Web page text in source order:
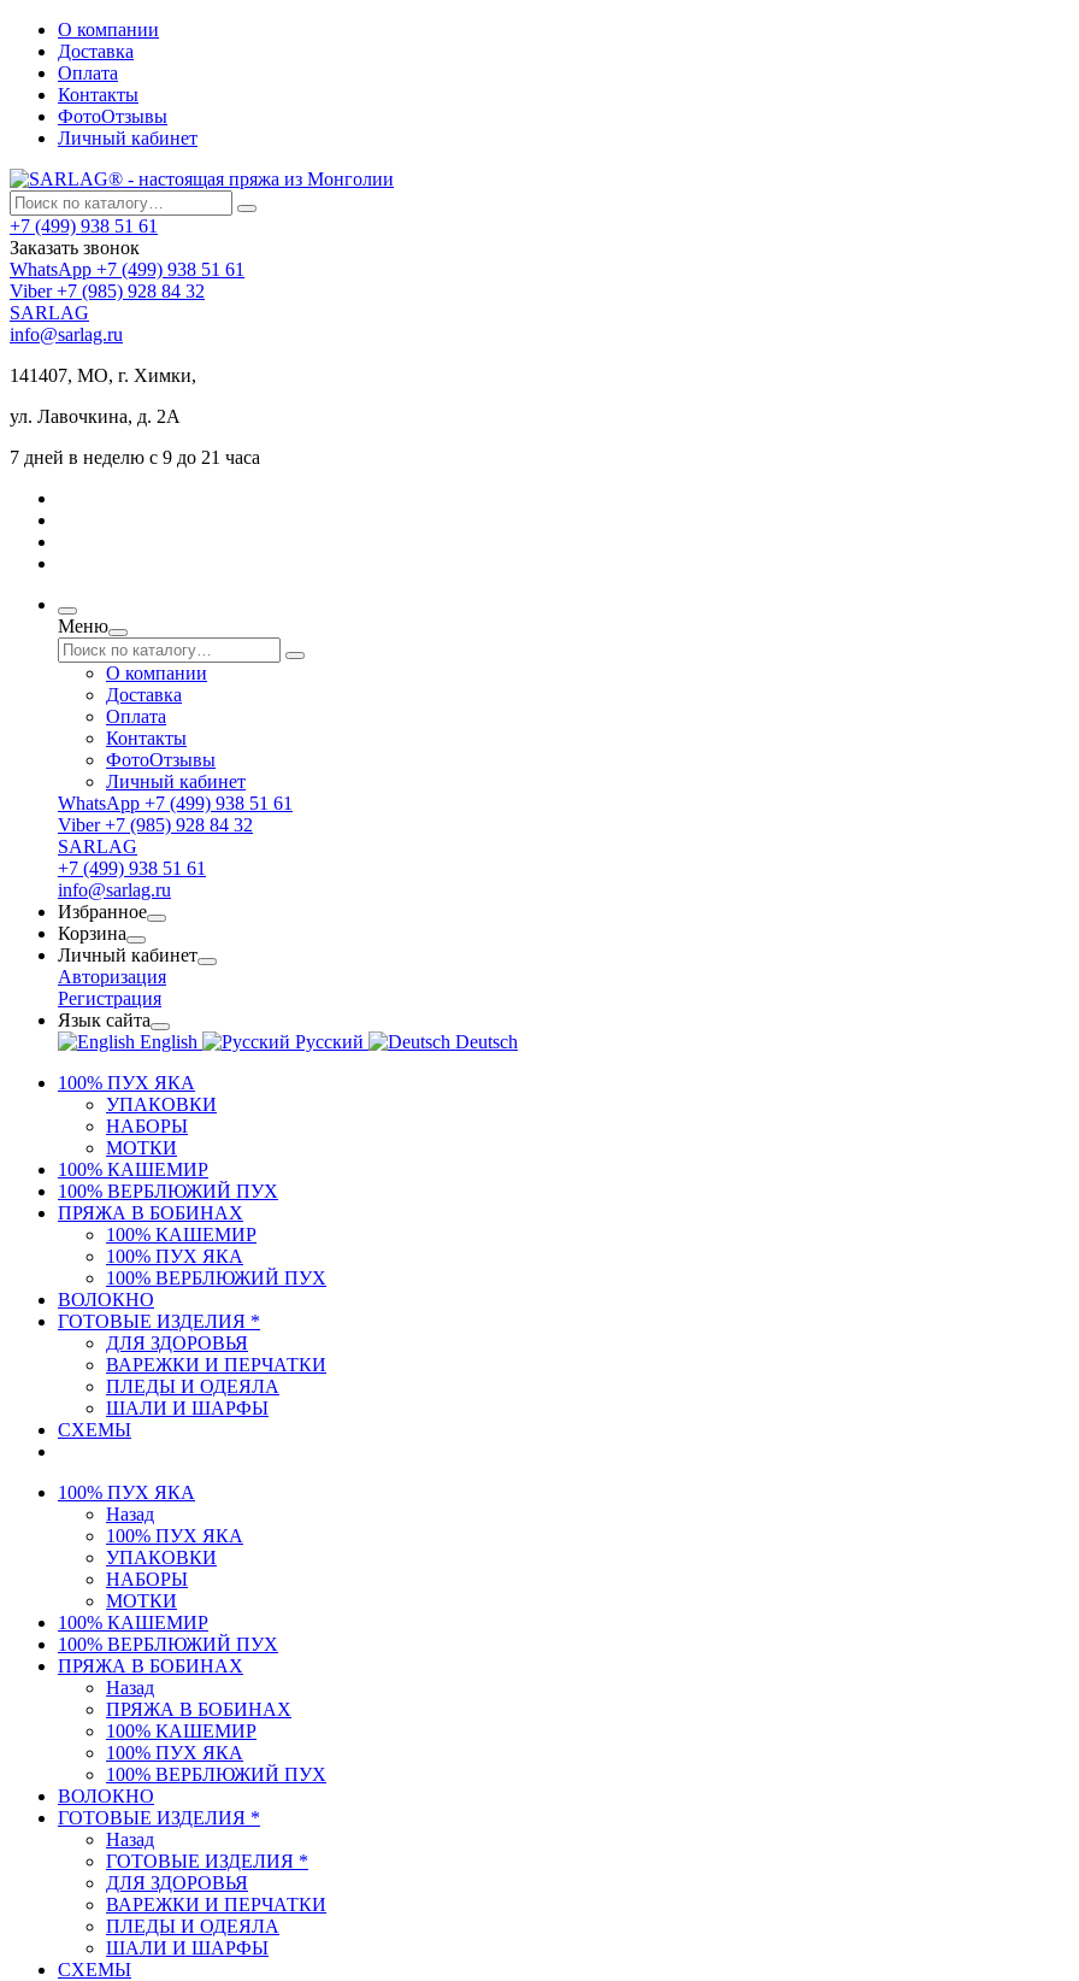
О компании
Доставка
Оплата
Контакты
ФотоОтзывы
Личный кабинет
+7 (499) 938 51 61
Заказать звонок
WhatsApp +7 (499) 938 51 61
Viber +7 (985) 928 84 32
SARLAG
info@sarlag.ru
141407, МО, г. Химки,
ул. Лавочкина, д. 2А
7 дней в неделю с 9 до 21 часа
Меню
О компании
Доставка
Оплата
Контакты
ФотоОтзывы
Личный кабинет
WhatsApp +7 (499) 938 51 61
Viber +7 (985) 928 84 32
SARLAG
+7 (499) 938 51 61
info@sarlag.ru
Избранное
Корзина
Личный кабинет
Авторизация
Регистрация
Язык сайта
English
Русский
Deutsch
100% ПУХ ЯКА
УПАКОВКИ
НАБОРЫ
МОТКИ
100% КАШЕМИР
100% ВЕРБЛЮЖИЙ ПУХ
ПРЯЖА В БОБИНАХ
100% КАШЕМИР
100% ПУХ ЯКА
100% ВЕРБЛЮЖИЙ ПУХ
ВОЛОКНО
ГОТОВЫЕ ИЗДЕЛИЯ *
ДЛЯ ЗДОРОВЬЯ
ВАРЕЖКИ И ПЕРЧАТКИ
ПЛЕДЫ И ОДЕЯЛА
ШАЛИ И ШАРФЫ
СХЕМЫ
100% ПУХ ЯКА
Назад
100% ПУХ ЯКА
УПАКОВКИ
НАБОРЫ
МОТКИ
100% КАШЕМИР
100% ВЕРБЛЮЖИЙ ПУХ
ПРЯЖА В БОБИНАХ
Назад
ПРЯЖА В БОБИНАХ
100% КАШЕМИР
100% ПУХ ЯКА
100% ВЕРБЛЮЖИЙ ПУХ
ВОЛОКНО
ГОТОВЫЕ ИЗДЕЛИЯ *
Назад
ГОТОВЫЕ ИЗДЕЛИЯ *
ДЛЯ ЗДОРОВЬЯ
ВАРЕЖКИ И ПЕРЧАТКИ
ПЛЕДЫ И ОДЕЯЛА
ШАЛИ И ШАРФЫ
СХЕМЫ